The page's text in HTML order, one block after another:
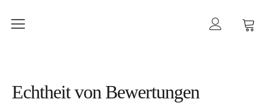
Shop
Echtheit von Bewertungen